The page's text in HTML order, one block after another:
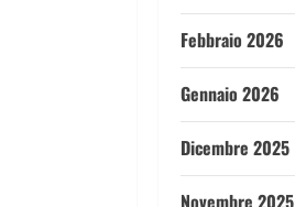
Febbraio 2026
Gennaio 2026
Dicembre 2025
Novembre 2025